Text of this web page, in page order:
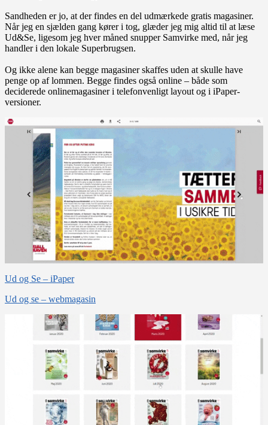
Sandheden er jo, at der findes en del udmærkede gratis magasiner.
Når jeg en sjælden gang kører i tog, glæder jeg mig altid til at læse
Ud&Se, ligesom jeg hver måned snupper Samvirke med, når jeg
handler i den lokale Superbrugsen.
Og ikke alene kan begge magasiner skaffes uden at skulle have
penge op af lommen. Begge findes også online – både som
deciderede onlinemagasiner i telefonvenligt layout og i iPaper-
versioner.
Ud og Se – iPaper
Ud og se – webmagasin